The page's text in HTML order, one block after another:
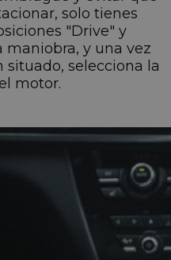
solo tienes
"Drive" y
maniobra, y una vez
selecciona la
motor.